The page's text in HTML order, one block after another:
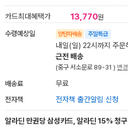
카드최대혜택가 13,770원
수령예상일 양탄자배송 주말특급
내일(일) 22시까지 주
근전 배송
(중구 서소문로 89-31 ) 변경
배송료 무료
전자책 전자책 출간알림 신청
알라딘 만권당 삼성카드, 알라딘 15% 청